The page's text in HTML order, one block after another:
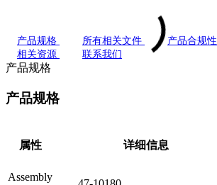
产品规格 所有相关文件 产品合规性
相关资源
联系我们
产品规格
产品规格
属性 详细信息
Assembly